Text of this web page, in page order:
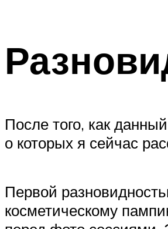
После того, как
о которых я сейчас
Первой
косметическому